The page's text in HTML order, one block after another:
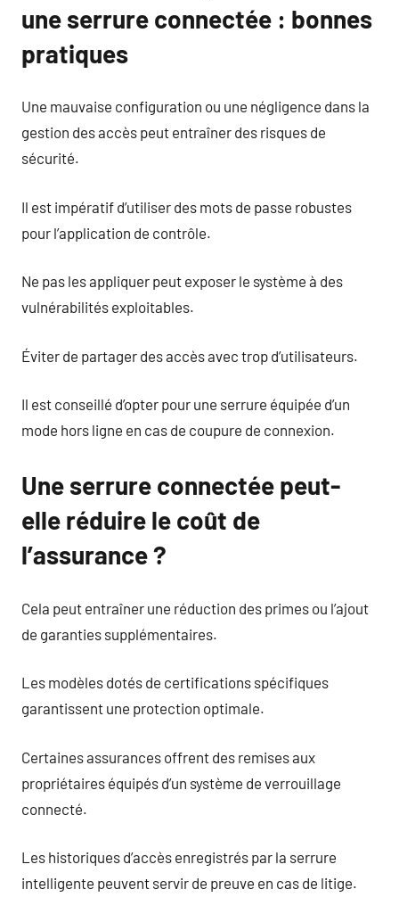
une serrure connectée : bonnes
pratiques
Une mauvaise configuration ou une négligence dans la
gestion des accès peut entraîner des risques de
sécurité.
Il est impératif d’utiliser des mots de passe robustes
pour l’application de contrôle.
Ne pas les appliquer peut exposer le système à des
vulnérabilités exploitables.
Éviter de partager des accès avec trop d’utilisateurs.
Il est conseillé d’opter pour une serrure équipée d’un
mode hors ligne en cas de coupure de connexion.
Une serrure connectée peut-
elle réduire le coût de
l’assurance ?
Cela peut entraîner une réduction des primes ou l’ajout
de garanties supplémentaires.
Les modèles dotés de certifications spécifiques
garantissent une protection optimale.
Certaines assurances offrent des remises aux
propriétaires équipés d’un système de verrouillage
connecté.
Les historiques d’accès enregistrés par la serrure
intelligente peuvent servir de preuve en cas de litige.